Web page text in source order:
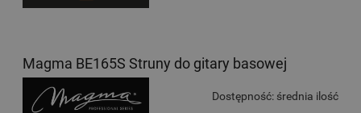
Magma BE165S Struny do gitary basowej
Dostępność: średnia ilość